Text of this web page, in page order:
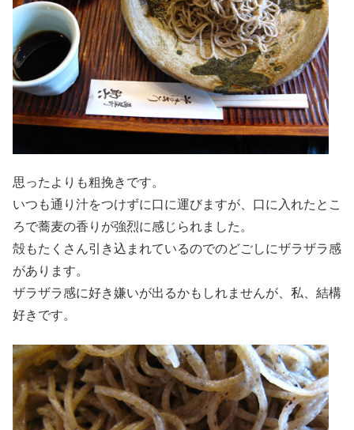
思ったよりも粗挽きです。
いつも通り汁をつけずに口に運びますが、口に入れたとこ
ろで蕎麦の香りが強烈に感じられました。
殻もたくさん引き込まれているのでのどごしにザラザラ感
があります。
ザラザラ感に好き嫌いが出るかもしれませんが、私、結構
好きです。